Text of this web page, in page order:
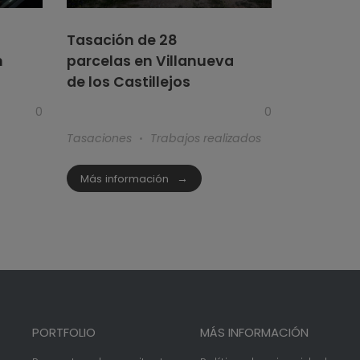
0
Tasación de 28
parcelas en Villanueva
de los Castillejos
0
Tasaciones
Trabajos realizados
Más información
PORTFOLIO MÁS INFORMACIÓN